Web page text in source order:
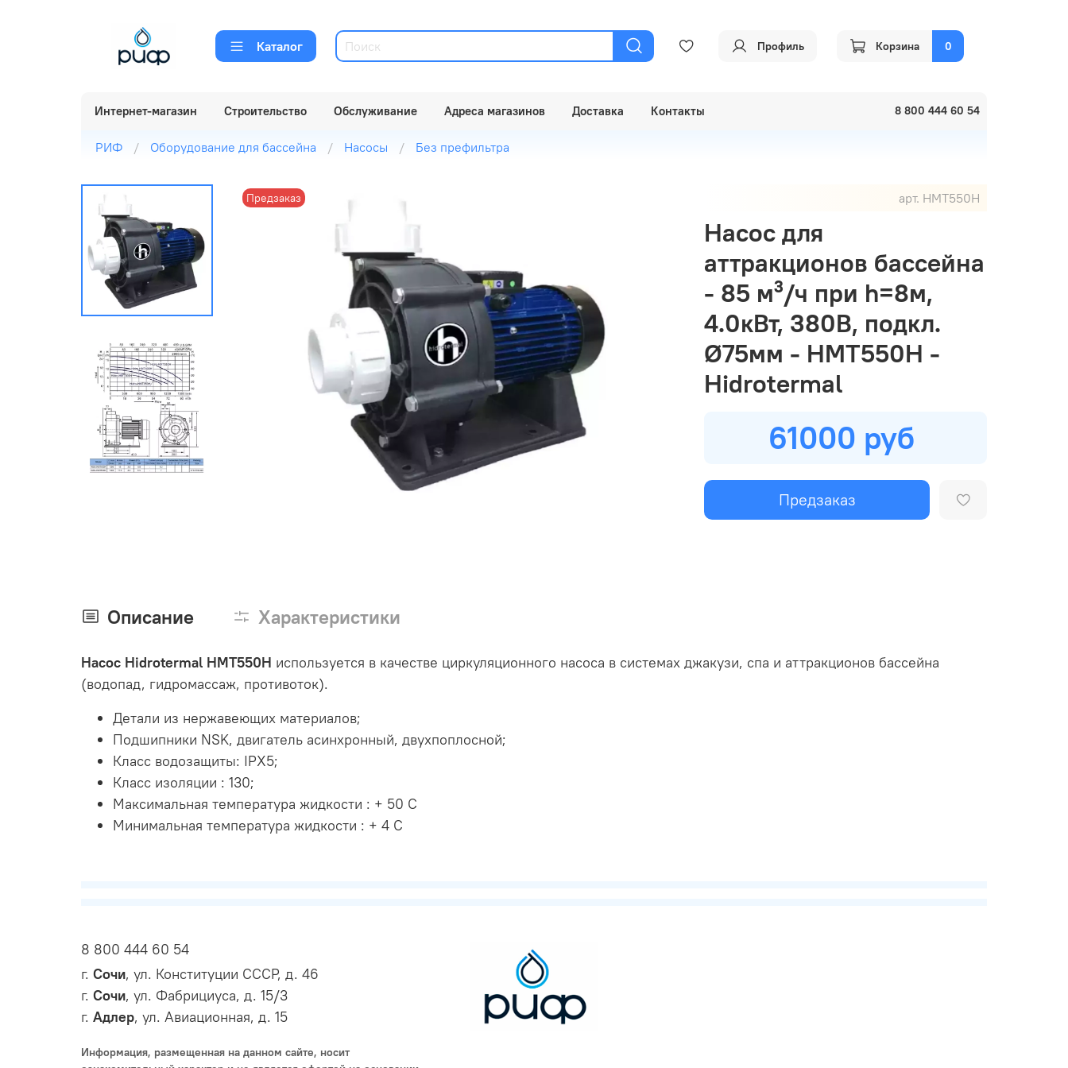
Каталог Профиль Корзина 0
Интернет-магазин Строительство Обслуживание Адреса магазинов Доставка Контакты 8 800 444 60 54
РИФ Оборудование для бассейна Насосы Без префильтра
Предзаказ арт. HMT550H
Насос для
аттракционов бассейна
- 85 м³/ч при h=8м,
4.0кВт, 380В, подкл.
Ø75мм - HMT550H -
Hidrotermal
61000 руб
Предзаказ
Описание Характеристики
Насос Hidrotermal HMT550H используется в качестве циркуляционного насоса в системах джакузи, спа и аттракционов бассейна
(водопад, гидромассаж, противоток).
Детали из нержавеющих материалов;
Подшипники NSK, двигатель асинхронный, двухпоплосной;
Класс водозащиты: IPX5;
Класс изоляции : 130;
Максимальная температура жидкости : + 50 C
Минимальная температура жидкости : + 4 C
8 800 444 60 54
г. Сочи, ул. Конституции СССР, д. 46
г. Сочи, ул. Фабрициуса, д. 15/3
г. Адлер, ул. Авиационная, д. 15
Информация, размещенная на данном сайте, носит